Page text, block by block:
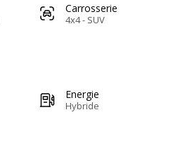
Carrosserie
4x4 - SUV
Energie
Hybride